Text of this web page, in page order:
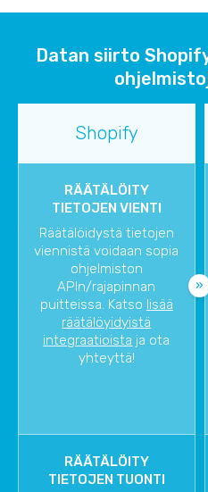
Datan siirto
Shopify
RÄÄTÄLÖITY
TIETOJEN VIENTI
Räätälöidystä tietojen
viennistä voidaan sopia
ohjelmiston
APIn/rajapinnan
puitteissa. Katso lisää
räätälöyidyistä
integraatioista ja ota
yhteyttä!
RÄÄTÄLÖITY
TIETOJEN TUONTI